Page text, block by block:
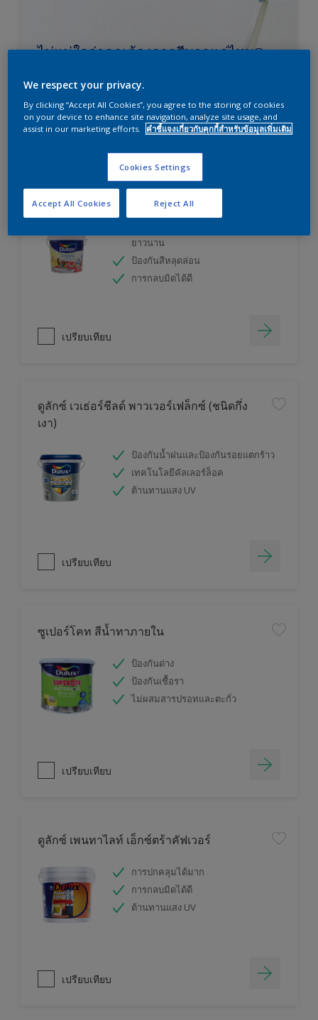
ไม่แน่ใจว่าคุณต้องการสีมากแค่ไหน?
ลองใช้เครื่องคำนวณสีของเราแล้วหาคำตอบ
เครื่องคิดเลขสี
ดูลักซ์ อินสไปร์ สีน้ำทาภายใน (ชนิดกึ่งเงา)
ยาวนาน
ป้องกันสีหลุดล่อน
การกลบมิดได้ดี
เปรียบเทียบ
ดูลักซ์ เวเธ่อร์ชีลด์ พาวเวอร์เฟล็กซ์ (ชนิดกึ่ง
เงา)
ป้องกันน้ำฝนและป้องกันรอยแตกร้าว
เทคโนโลยีคัลเลอร์ล็อค
ต้านทานแสง UV
เปรียบเทียบ
ซูเปอร์โคท สีน้ำทาภายใน
ป้องกันด่าง
ป้องกันเชื้อรา
ไม่ผสมสารปรอทและตะกั่ว
เปรียบเทียบ
ดูลักซ์ เพนทาไลท์ เอ็กซ์ตร้าคัฟเวอร์
การปกคลุมได้มาก
การกลบมิดได้ดี
ต้านทานแสง UV
เปรียบเทียบ
We respect your privacy.
By clicking “Accept All Cookies”, you agree to the storing of cookies
on your device to enhance site navigation, analyze site usage, and
assist in our marketing efforts.
คำชี้แจงเกี่ยวกับคุกกี้สำหรับข้อมูลเพิ่มเติม
Cookies Settings
Reject All
Accept All Cookies